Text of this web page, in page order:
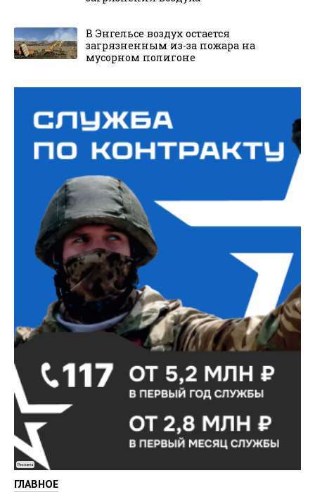
В Энгельсе воздух остается
загрязненным из-за пожара на
мусорном полигоне
Реклама
ГЛАВНОЕ